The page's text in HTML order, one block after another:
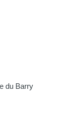
du Barry